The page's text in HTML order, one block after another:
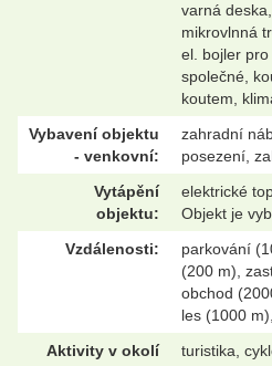
varná
mikrovlnná
el. bojler
společné,
koutem,
Vybavení objektu
- venkovní:
zahradní
posezení,
Vytápění
objektu:
elektrické
Objekt je
Vzdálenosti:
parkování
(200 m),
obchod
les (1000
Aktivity v okolí
turistika,